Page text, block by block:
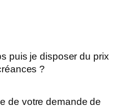
puis je disposer du prix
?
de votre demande de